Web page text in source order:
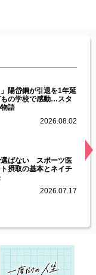
陽岱鋼が引退を1年延
の学校で感動…スタ
語
2026.08.02
選ばない スポーツ医
摂取の基本とネイチ
2026.07.17